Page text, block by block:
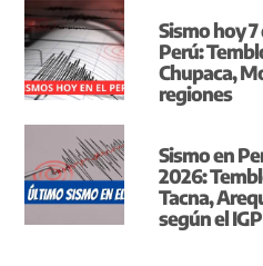
Sismo hoy
Perú:
Chupaca,
regiones
Sismo en
2026:
Tacna,
según el IGP